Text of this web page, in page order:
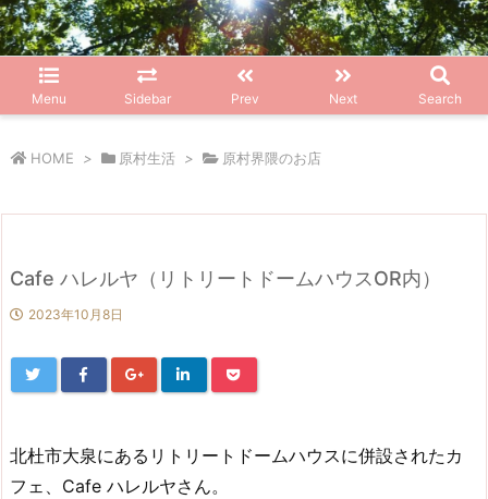
Menu Sidebar Prev Next Search
HOME > 原村生活 > 原村界隈のお店
Cafe ハレルヤ（リトリートドームハウスOR内）
2023年10月8日
北杜市大泉にあるリトリートドームハウスに併設されたカ
フェ、Cafe ハレルヤさん。